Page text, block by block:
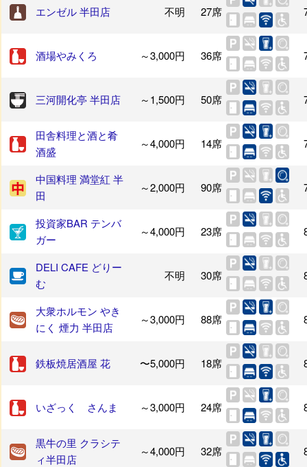
エンゼル 半田店 不明 27席
酒場やみくろ ～3,000円 36席
三河開化亭 半田店 ～1,500円 50席
田舎料理と酒と肴
酒盛
～4,000円 14席
中国料理 満堂紅 半
田
～2,000円 90席
投資家BAR テンバ
ガー
～4,000円 23席
DELI CAFE どりー
む
不明 30席
大衆ホルモン やき
にく 煙力 半田店
～3,000円 88席
鉄板焼居酒屋 花 〜5,000円 18席
いざっく さんま ～3,000円 24席
黒牛の里 クラシテ
ィ半田店
～4,000円 32席